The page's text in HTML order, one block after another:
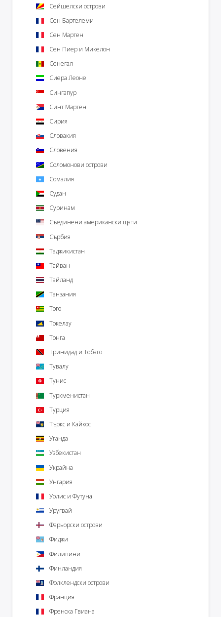
Сейшелски острови
Сен Бартелеми
Сен Мартен
Сен Пиер и Микелон
Сенегал
Сиера Леоне
Сингапур
Синт Мартен
Сирия
Словакия
Словения
Соломонови острови
Сомалия
Судан
Суринам
Съединени американски щати
Сърбия
Таджикистан
Тайван
Тайланд
Танзания
Того
Токелау
Тонга
Тринидад и Тобаго
Тувалу
Тунис
Туркменистан
Турция
Търкс и Кайкос
Уганда
Узбекистан
Украйна
Унгария
Уолис и Футуна
Уругвай
Фарьорски острови
Фиджи
Филипини
Финландия
Фолклендски острови
Франция
Френска Гвиана